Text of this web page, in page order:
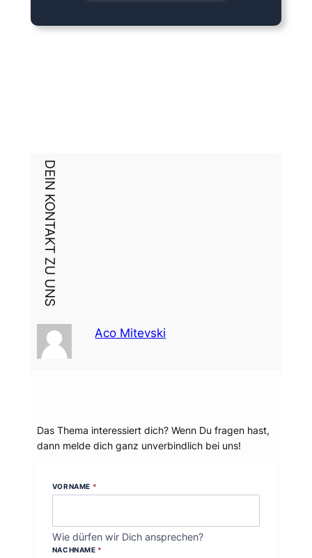
DEIN KONTAKT ZU UNS
Aco Mitevski
Das Thema interessiert dich? Wenn Du fragen hast,
dann melde dich ganz unverbindlich bei uns!
VORNAME *
Wie dürfen wir Dich ansprechen?
NACHNAME *